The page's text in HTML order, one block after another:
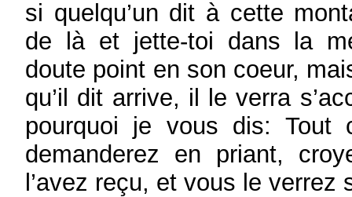
si quelqu’un dit à cette
de là et jette-toi dans la
doute point en son coeur,
qu’il dit arrive, il le verra
pourquoi je vous dis: Tout
demanderez en priant,
l’avez reçu, et vous le verrez